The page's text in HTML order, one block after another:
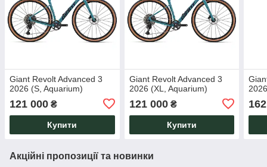
Giant Revolt Advanced 3
2026 (S, Aquarium)
121 000 ₴
Купити
Giant Revolt Advanced 3
2026 (XL, Aquarium)
121 000₴
Купити
Акційні пропозиції та новинки